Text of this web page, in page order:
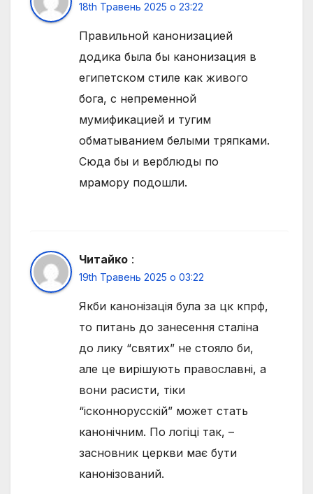
18th Травень 2025 о 23:22
Правильной канонизацией
додика была бы канонизация в
египетском стиле как живого
бога, с непременной
мумификацией и тугим
обматыванием белыми тряпками.
Сюда бы и верблюды по
мрамору подошли.
Читайко :
19th Травень 2025 о 03:22
Якби канонізація була за цк кпрф,
то питань до занесення сталіна
до лику “святих” не стояло би,
але це вирішують православні, а
вони расисти, тіки
“ісконнорусскій” может стать
канонічним. По логіці так, –
засновник церкви має бути
канонізований.